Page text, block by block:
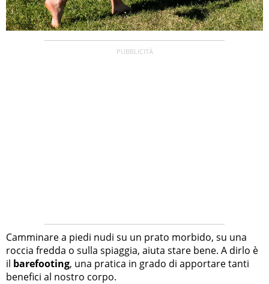
Camminare a piedi nudi su un prato morbido, su una
roccia fredda o sulla spiaggia, aiuta stare bene. A dirlo è
il barefooting, una pratica in grado di apportare tanti
benefici al nostro corpo.